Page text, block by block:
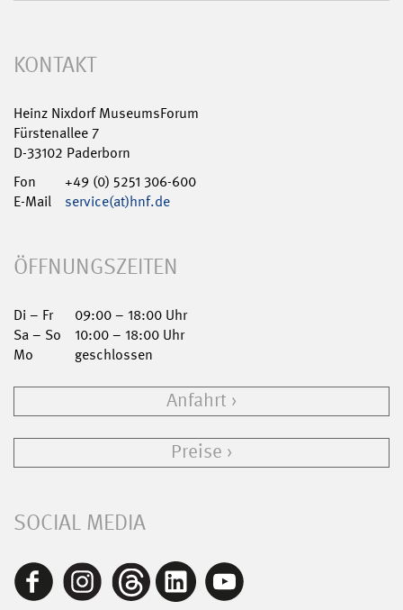
KONTAKT
Heinz Nixdorf MuseumsForum
Fürstenallee 7
D-33102 Paderborn
Fon
+49 (0) 5251 306-600
E-Mail
service(at)hnf.de
ÖFFNUNGSZEITEN
Di – Fr
09:00 – 18:00 Uhr
Sa – So
10:00 – 18:00 Uhr
Mo
geschlossen
Anfahrt
Preise
SOCIAL MEDIA